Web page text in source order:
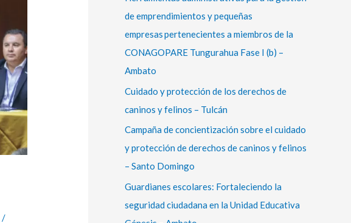
/
de emprendimientos y pequeñas
empresas pertenecientes a miembros de la
CONAGOPARE Tungurahua Fase I (b) –
Ambato
Cuidado y protección de los derechos de
caninos y felinos – Tulcán
Campaña de concientización sobre el cuidado
y protección de derechos de caninos y felinos
– Santo Domingo
Guardianes escolares: Fortaleciendo la
seguridad ciudadana en la Unidad Educativa